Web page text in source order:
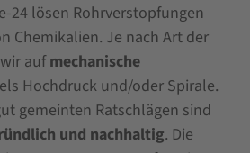
24 lösen Rohrverstopfungen
Chemikalien. Je nach Art der
aufmechanische
Hochdruck und/oder Spirale.
gemeinten Ratschlägen sind
und nachhaltig. Die